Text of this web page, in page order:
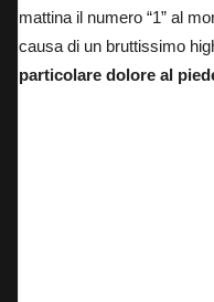
mattina il numero “1” al
causa di un bruttissimo
particolare dolore al